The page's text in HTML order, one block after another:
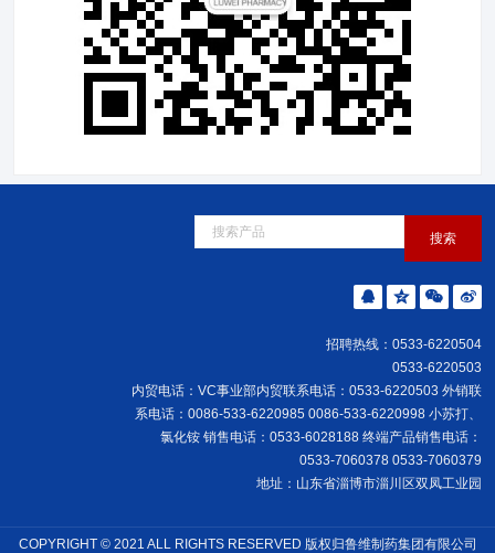
招聘热线：0533-6220504
0533-6220503
内贸电话：VC事业部内贸联系电话：0533-6220503 外销联
系电话：0086-533-6220985 0086-533-6220998 小苏打、
氯化铵 销售电话：0533-6028188 终端产品销售电话：
0533-7060378 0533-7060379
地址：山东省淄博市淄川区双凤工业园
COPYRIGHT © 2021 ALL RIGHTS RESERVED 版权归鲁维制药集团有限公司